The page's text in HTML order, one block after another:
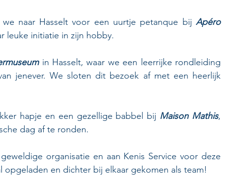
naar Hasselt voor een uurtje petanque bij Apéro
leuke initiatie in zijn hobby.
in Hasselt, waar we een leerrijke rondleiding
jenever. We sloten dit bezoek af met een heerlijk
hapje en een gezellige babbel bij Maison Mathis,
dag af te ronden.
organisatie en aan Kenis Service voor deze
opgeladen en dichter bij elkaar gekomen als team!